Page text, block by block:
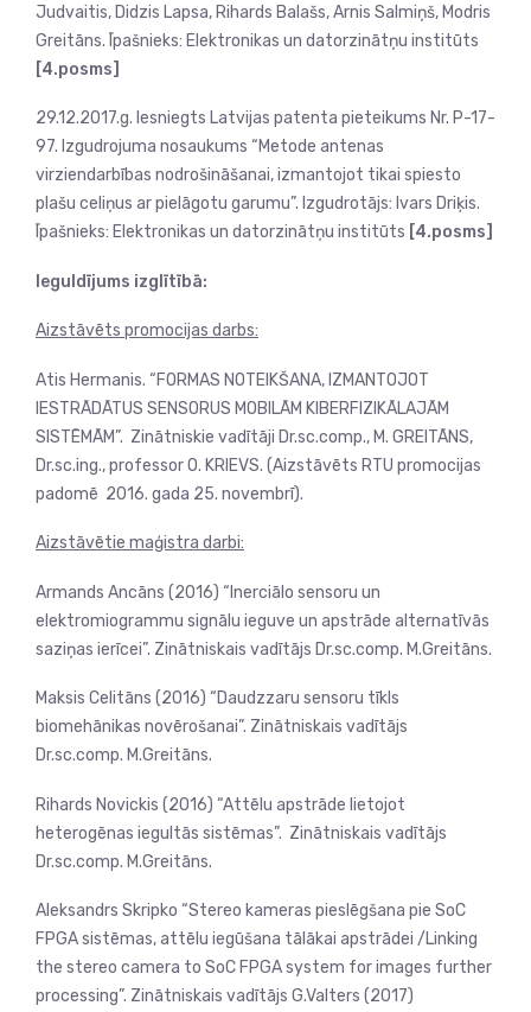
Judvaitis, Didzis Lapsa, Rihards Balašs, Arnis Salmiņš, Modris
Greitāns. Īpašnieks: Elektronikas un datorzinātņu institūts
[4.posms]
29.12.2017.g. Iesniegts Latvijas patenta pieteikums Nr. P-17-
97. Izgudrojuma nosaukums “Metode antenas
virziendarbības nodrošināšanai, izmantojot tikai spiesto
plašu celiņus ar pielāgotu garumu”. Izgudrotājs: Ivars Driķis.
Īpašnieks: Elektronikas un datorzinātņu institūts [4.posms]
Ieguldījums izglītībā:
Aizstāvēts promocijas darbs:
Atis Hermanis. “FORMAS NOTEIKŠANA, IZMANTOJOT
IESTRĀDĀTUS SENSORUS MOBILĀM KIBERFIZIKĀLAJĀM
SISTĒMĀM”. Zinātniskie vadītāji Dr.sc.comp., M. GREITĀNS,
Dr.sc.ing., professor O. KRIEVS. (Aizstāvēts RTU promocijas
padomē 2016. gada 25. novembrī).
Aizstāvētie maģistra darbi:
Armands Ancāns (2016) “Inerciālo sensoru un
elektromiogrammu signālu ieguve un apstrāde alternatīvās
saziņas ierīcei”. Zinātniskais vadītājs Dr.sc.comp. M.Greitāns.
Maksis Celitāns (2016) “Daudzzaru sensoru tīkls
biomehānikas novērošanai”. Zinātniskais vadītājs
Dr.sc.comp. M.Greitāns.
Rihards Novickis (2016) “Attēlu apstrāde lietojot
heterogēnas iegultās sistēmas”. Zinātniskais vadītājs
Dr.sc.comp. M.Greitāns.
Aleksandrs Skripko “Stereo kameras pieslēgšana pie SoC
FPGA sistēmas, attēlu iegūšana tālākai apstrādei /Linking
the stereo camera to SoC FPGA system for images further
processing”. Zinātniskais vadītājs G.Valters (2017)